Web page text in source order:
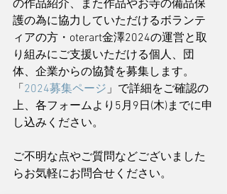
の作品紹介、また作品やお寺の備品保
護の為に協力していただけるボランテ
ィアの方・oterart金澤2024の運営と取
り組みにご支援いただける個人、団
体、企業からの協賛を募集します。
「 2024募集ページ」で詳細をご確認の
上、各フォームより5月9日(木)までに申
し込みください。
ご不明な点やご質問などございました
らお気軽にお問合せください。